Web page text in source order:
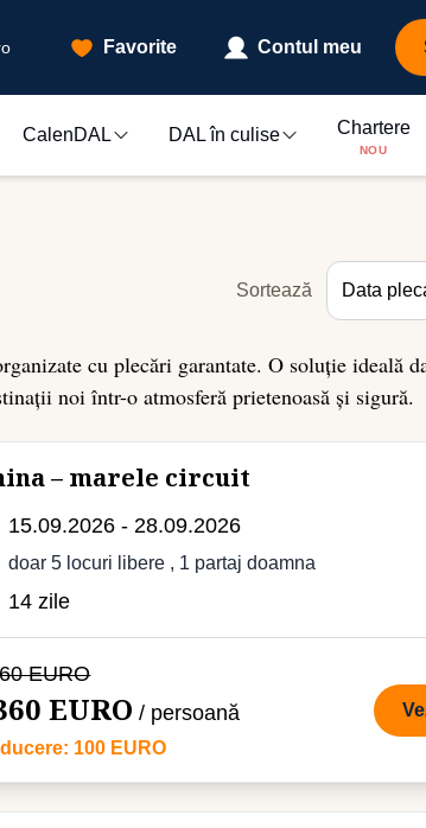
Favorite Contul meu
CalenDAL DAL în culise Chartere
NOU
Sortează Data
cu plecări garantate. O soluție ideală
noi într-o atmosferă prietenoasă și sigură.
– marele circuit
15.09.2026 - 28.09.2026
doar 5 locuri libere , 1 partaj doamna
14 zile
EURO
EURO / persoană
100 EURO